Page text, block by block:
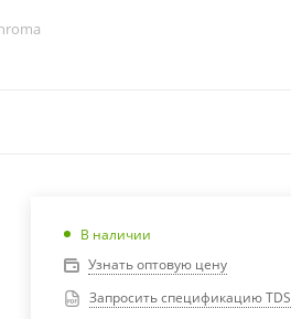
В наличии
Узнать оптовую цену
Запросить спецификацию TDS